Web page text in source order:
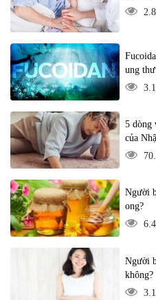
ung
5 dòng
của
Người
ong?
Người
không?